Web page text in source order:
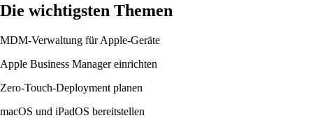
Die wichtigsten Themen
MDM-Verwaltung für Apple-Geräte
Apple Business Manager einrichten
Zero-Touch-Deployment planen
macOS und iPadOS bereitstellen